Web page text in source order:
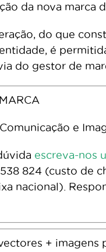
da nova marca
do que
é
do gestor de
e
escreva-nos
824 (custo de
nacional).
+ imagens